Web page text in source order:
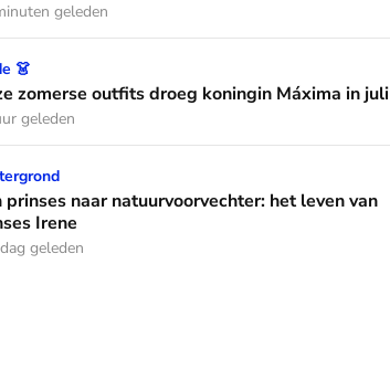
geleden
droeg koningin Máxima in juli
👗
zomerse outfits droeg koningin Máxima in juli
geleden
natuurvoorvechter: het leven van prinses Irene
prinses naar natuurvoorvechter: het leven van
Irene
geleden